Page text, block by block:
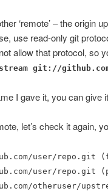
‘remote’ – the origin
use read-only git
allow that protocol, so
git://
I gave it, you can
let’s check it again,
user/repo.git
user/repo.git
otheruser/